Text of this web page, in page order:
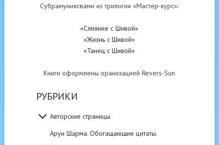
Субрамуниясвами из трилогии «Мастер-курс»:
«Слияние с Шивой»
«Жизнь с Шивой»
«Танец с Шивой»
Книги оформлены оранизацией Revers-Sun
РУБРИКИ
Авторские страницы
Арун Шарма. Обогащающие цитаты.